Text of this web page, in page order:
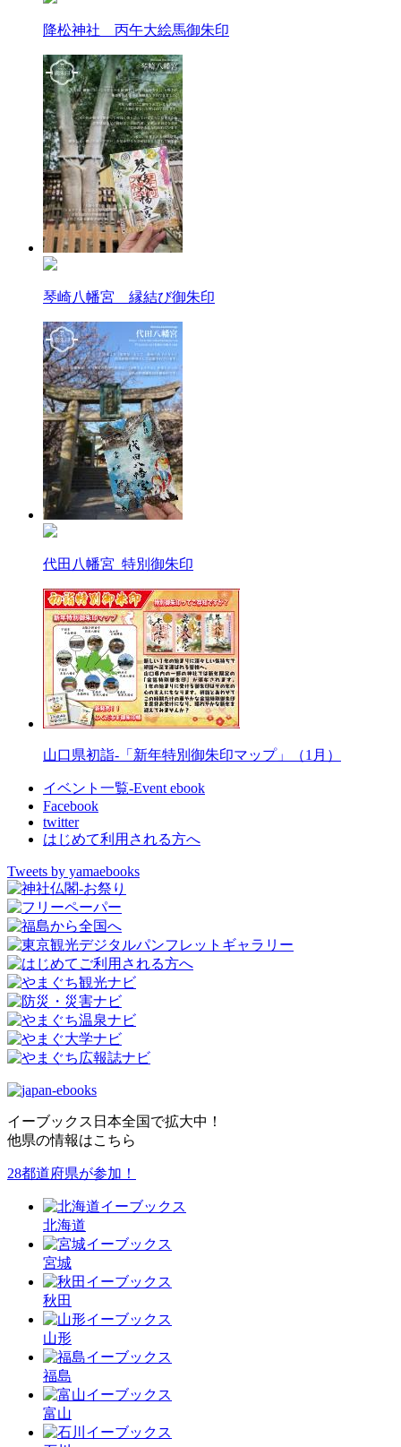
降松神社 丙午大絵馬御朱印
琴崎八幡宮 縁結び御朱印
代田八幡宮_特別御朱印
山口県初詣-「新年特別御朱印マップ」（1月）
イベント一覧-Event ebook
Facebook
twitter
はじめて利用される方へ
Tweets by yamaebooks
イーブックス日本全国で拡大中！
他県の情報はこちら
28都道府県が参加！
北海道
宮城
秋田
山形
福島
富山